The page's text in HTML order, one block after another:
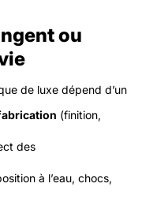
ou
de luxe dépend d’un
(finition,
des
à l’eau, chocs,